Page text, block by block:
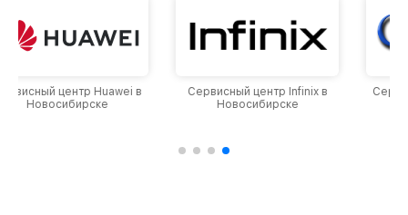
Сервисный центр Infinix в
Новосибирске
Сервисный центр Google в
Новосибирске